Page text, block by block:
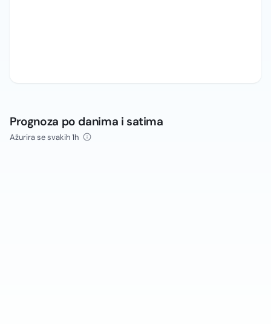
Prognoza po danima i satima
Ažurira se svakih 1h